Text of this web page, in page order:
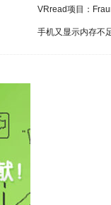
VRread项目：
手机又显示内存不